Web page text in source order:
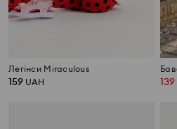
Легінси Miraculous
159 UAH 139